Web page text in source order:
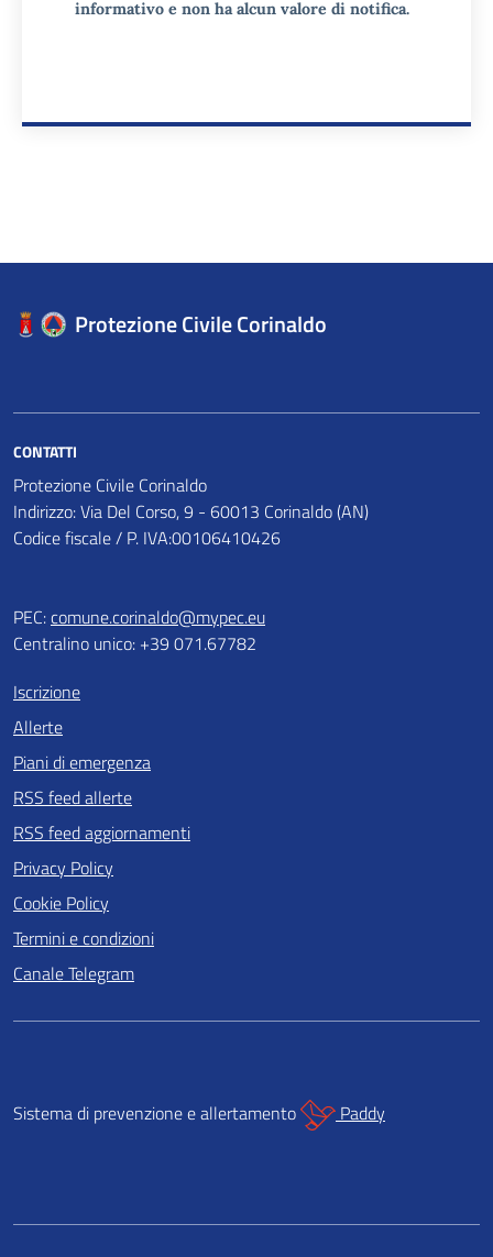
informativo e non ha alcun valore di notifica.
Protezione Civile Corinaldo
CONTATTI
Protezione Civile Corinaldo
Indirizzo: Via Del Corso, 9 - 60013 Corinaldo (AN)
Codice fiscale / P. IVA:00106410426
PEC:comune.corinaldo@mypec.eu
Centralino unico: +39 071.67782
Iscrizione
Allerte
Piani di emergenza
RSS feed allerte
RSS feed aggiornamenti
Privacy Policy
Cookie Policy
Termini e condizioni
Canale Telegram
Sistema di prevenzione e allertamento Paddy